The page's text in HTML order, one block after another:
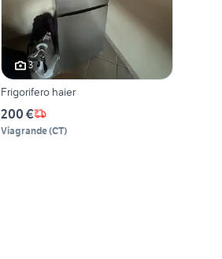
3
Frigorifero haier
200 €
Viagrande(CT)